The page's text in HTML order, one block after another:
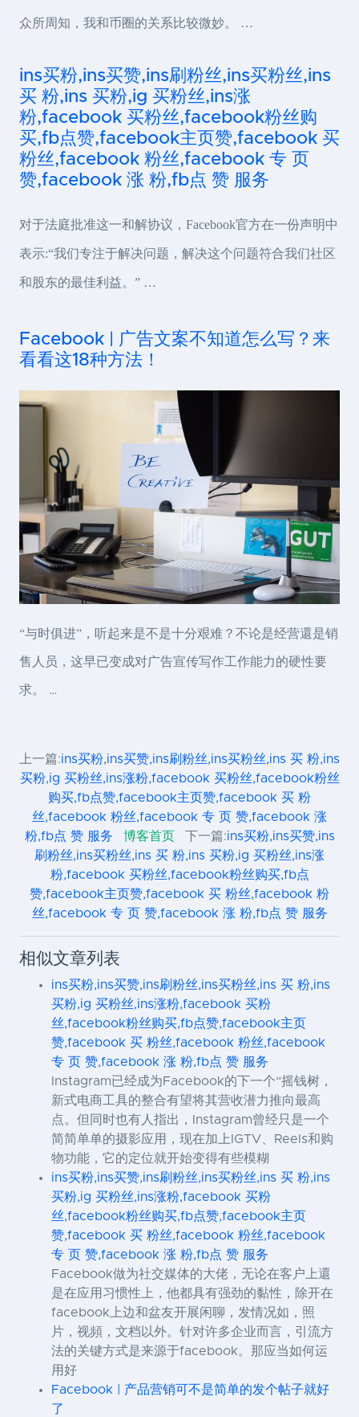
众所周知，我和币圈的关系比较微妙。 …
ins买粉,ins买赞,ins刷粉丝,ins买粉丝,ins
买 粉,ins 买粉,ig 买粉丝,ins涨
粉,facebook 买粉丝,facebook粉丝购
买,fb点赞,facebook主页赞,facebook 买
粉丝,facebook 粉丝,facebook 专 页
赞,facebook 涨 粉,fb点 赞 服务
对于法庭批准这一和解协议，Facebook官方在一份声明中
表示:“我们专注于解决问题，解决这个问题符合我们社区
和股东的最佳利益。” …
Facebook | 广告文案不知道怎么写？来
看看这18种方法！
“与时俱进”，听起来是不是十分艰难？不论是经营還是销
售人员，这早已变成对广告宣传写作工作能力的硬性要
求。 …
上一篇:ins买粉,ins买赞,ins刷粉丝,ins买粉丝,ins 买 粉,ins
买粉,ig 买粉丝,ins涨粉,facebook 买粉丝,facebook粉丝
购买,fb点赞,facebook主页赞,facebook 买 粉
丝,facebook 粉丝,facebook 专 页 赞,facebook 涨
粉,fb点 赞 服务
博客首页 下一篇:ins买粉,ins买赞,ins
刷粉丝,ins买粉丝,ins 买 粉,ins 买粉,ig 买粉丝,ins涨
粉,facebook 买粉丝,facebook粉丝购买,fb点
赞,facebook主页赞,facebook 买 粉丝,facebook 粉
丝,facebook 专 页 赞,facebook 涨 粉,fb点 赞 服务
相似文章列表
ins买粉,ins买赞,ins刷粉丝,ins买粉丝,ins 买 粉,ins
买粉,ig 买粉丝,ins涨粉,facebook 买粉
丝,facebook粉丝购买,fb点赞,facebook主页
赞,facebook 买 粉丝,facebook 粉丝,facebook
专 页 赞,facebook 涨 粉,fb点 赞 服务
Instagram已经成为Facebook的下一个“摇钱树，
新式电商工具的整合有望将其营收潜力推向最高
点。但同时也有人指出，Instagram曾经只是一个
简简单单的摄影应用，现在加上IGTV、Reels和购
物功能，它的定位就开始变得有些模糊
ins买粉,ins买赞,ins刷粉丝,ins买粉丝,ins 买 粉,ins
买粉,ig 买粉丝,ins涨粉,facebook 买粉
丝,facebook粉丝购买,fb点赞,facebook主页
赞,facebook 买 粉丝,facebook 粉丝,facebook
专 页 赞,facebook 涨 粉,fb点 赞 服务
Facebook做为社交媒体的大佬，无论在客户上還
是在应用习惯性上，他都具有强劲的黏性，除开在
facebook上边和盆友开展闲聊，发情况如，照
片，视頻，文档以外。针对许多企业而言，引流方
法的关键方式是来源于facebook。那应当如何运
用好
Facebook | 产品营销可不是简单的发个帖子就好
了